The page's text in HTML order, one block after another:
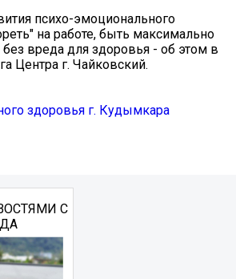
психо-эмоционального
на работе, быть максимально
вреда для здоровья - об этом в
Центра г. Чайковский.
здоровья г. Кудымкара
С